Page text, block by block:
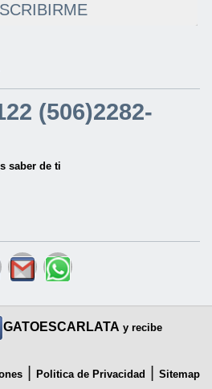
(506)2282-
saber de ti
GATOESCARLATA y recibe
Politica de Privacidad Sitemap